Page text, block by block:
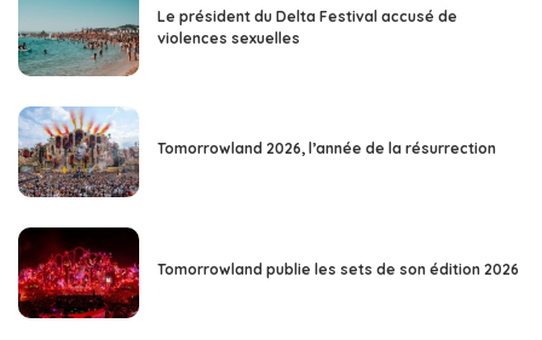
Le président du Delta Festival accusé de
violences sexuelles
Tomorrowland 2026, l’année de la résurrection
Tomorrowland publie les sets de son édition 2026